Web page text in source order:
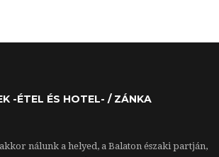
-ÉTEL ÉS HOTEL- / ZÁNKA
nálunk a helyed, a Balaton északi partján,